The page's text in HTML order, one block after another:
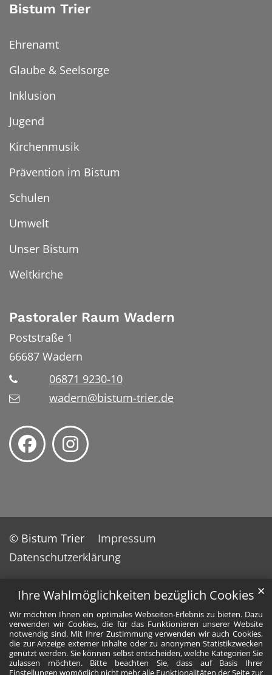
Ihre Wahlmöglichkeiten bezüglich Cookies
Wir möchten Ihnen ein optimales Webseiten-Erlebnis zu bieten. Dazu
verwenden wir Cookies, die für das Funktionieren unserer Website
notwendig sind. Mit Ihrer Zustimmung verwenden wir auch Cookies,
die zur Anzeige externer Inhalte oder zu anonymen Statistikzwecken
genutzt werden. Sie können selbst entscheiden, welche Kategorien Sie
zulassen möchten. Bitte beachten Sie, dass auf Basis Ihrer
Einstellungen womöglich nicht mehr alle Funktionalitäten der Seite zur
✕
Bistum Trier
Ehrenamt
Glaube & Seelsorge
Inklusion
Jugend
Kirchenmusik
Prävention im Bistum
Schulen
Umwelt
Unser Bistum
Weltkirche
Pastoraler Raum Wadern
Poststraße 1
66687 Wadern
06871 9230-10
wadern@bistum-trier.de
© Bistum Trier
Impressum
Datenschutzerklärung